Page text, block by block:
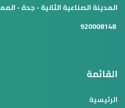
المدينة الصناعية الثانية - جدة -
القائمة
الرئيسية